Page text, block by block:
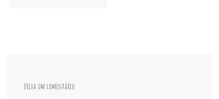
Deixa um comentário